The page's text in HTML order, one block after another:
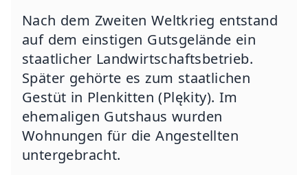
Nach dem Zweiten Weltkrieg entstand
auf dem einstigen Gutsgelände ein
staatlicher Landwirtschaftsbetrieb.
Später gehörte es zum staatlichen
Gestüt in Plenkitten (Plękity). Im
ehemaligen Gutshaus wurden
Wohnungen für die Angestellten
untergebracht.